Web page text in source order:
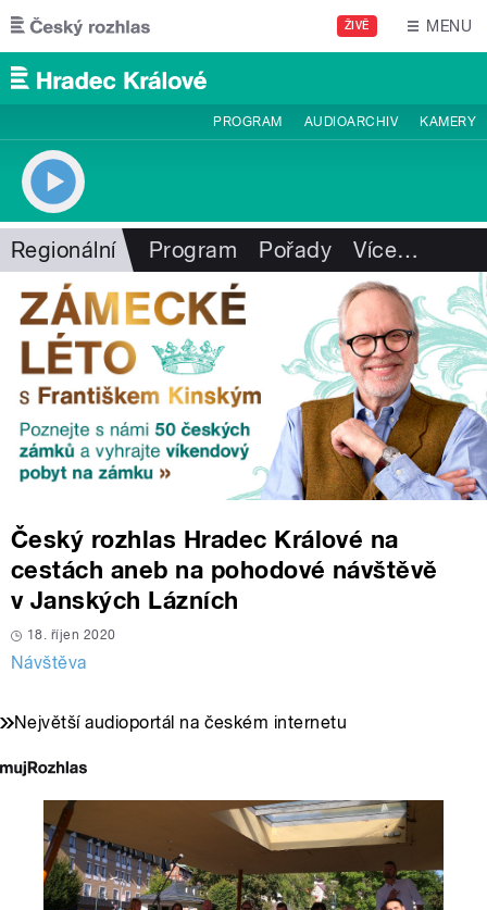
Přejít k hlavnímu obsahu
ŽIVĚ MENU
PROGRAM AUDIOARCHIV KAMERY
Regionální Program Pořady Více…
Český rozhlas Hradec Králové na
cestách aneb na pohodové návštěvě
v Janských Lázních
18. říjen 2020
Návštěva
Největší audioportál na českém internetu